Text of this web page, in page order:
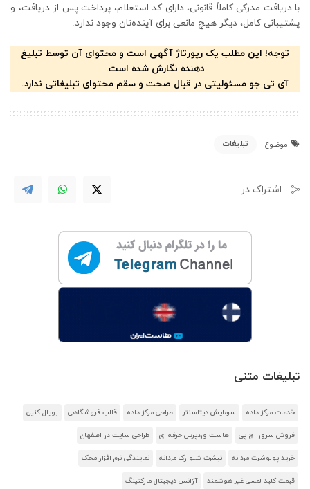
با دریافت مدرکی کاملاً قانونی، دارای کد استعلام، پرداخت پس از دریافت، و
پشتیبانی کامل، دیگر هیچ مانعی برای آینده‌تان وجود ندارد.
توجه! این مطلب یک رپورتاژ آگهی است و محتوای آن توسط تبلیغ
دهنده نگارش شده است.
آی تی جو مسئولیتی در قبال صحت و سقم محتوای تبلیغاتی ندارد.
موضوع تبلیغات
اشتراک در
تبلیغات متنی
خدمات مرکز داده سرمایش دیتاسنتر طراحی مرکز داده قالب فروشگاهی رویال کنین
فروش سرور اچ پی هاست وردپرس حرفه ای طراحی سایت در اصفهان
خرید پولوشرت مردانه تیشرت شلوارک مردانه نمایندگی نرم افزار محک
قیمت کلید لمسی غیر هوشمند آژانس دیجیتال مارکتینگ